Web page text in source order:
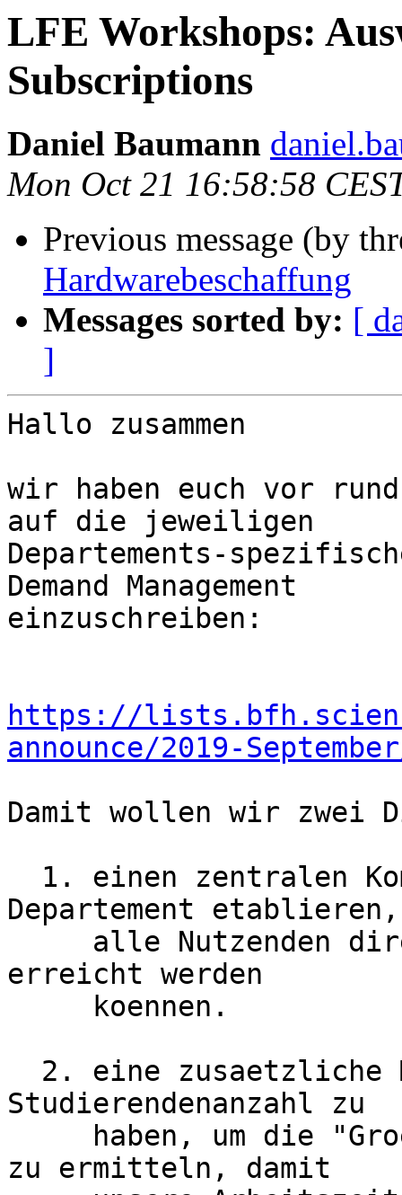
LFE Workshops:
Subscriptions
Daniel Baumann
Mon Oct 21 16:58:58
Previous message (by
Hardwarebeschaffung
Messages sorted by: [
]
Hallo zusammen
wir haben euch vor
auf die jeweiligen
Departements-
Demand Management
einzuschreiben:
https://
announce/2019-
Damit wollen wir zwei
Departement etablieren,
erreicht werden
Studierendenanzahl zu
zu ermitteln, damit